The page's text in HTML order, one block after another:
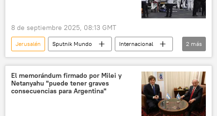
8 de septiembre 2025, 08:13 GMT
Jerusalén Sputnik Mundo
Internacional
🌍 Oriente Medio
Israel
2 más
El memorándum firmado por Milei y
Netanyahu "puede tener graves
consecuencias para Argentina"